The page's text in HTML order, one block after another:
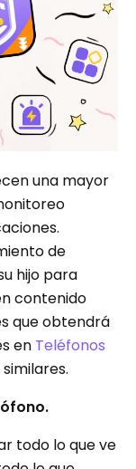
una mayor
de
hijo para
contenido
que obtendrá
en Teléfonos
todo lo que ve